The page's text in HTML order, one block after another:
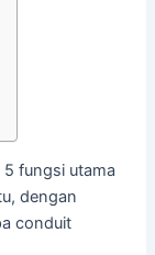
5 fungsi utama
dengan
conduit